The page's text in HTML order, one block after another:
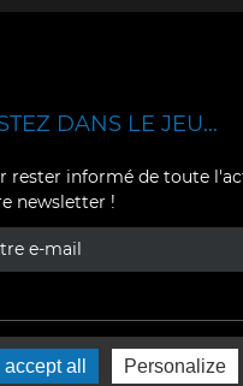
DANS LE JEU...
rester informé de toute
newsletter !
all Personalize